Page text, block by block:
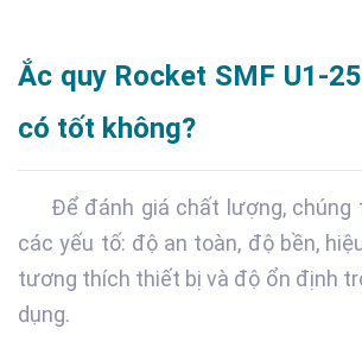
Ắc quy Rocket SMF U1-
có tốt không?
Để đánh giá chất lượng, chúng
các yếu tố: độ an toàn, độ bền,
tương thích thiết bị và độ ổn định
dụng.